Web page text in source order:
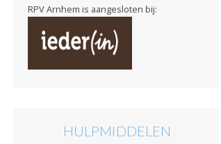
RPV Arnhem is aangesloten bij:
HULPMIDDELEN